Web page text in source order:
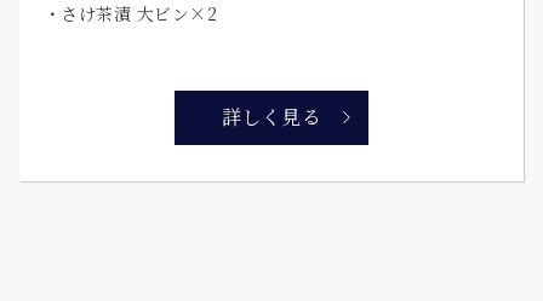
・さけ茶漬 大ビン×2
詳しく見る